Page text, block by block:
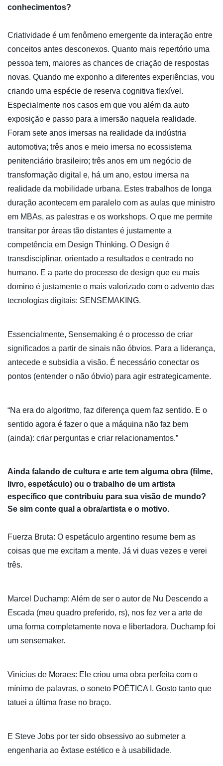
conhecimentos?
Criatividade é um fenômeno emergente da interação entre
conceitos antes desconexos. Quanto mais repertório uma
pessoa tem, maiores as chances de criação de respostas
novas. Quando me exponho a diferentes experiências, vou
criando uma espécie de reserva cognitiva flexível.
Especialmente nos casos em que vou além da auto
exposição e passo para a imersão naquela realidade.
Foram sete anos imersas na realidade da indústria
automotiva; três anos e meio imersa no ecossistema
penitenciário brasileiro; três anos em um negócio de
transformação digital e, há um ano, estou imersa na
realidade da mobilidade urbana. Estes trabalhos de longa
duração acontecem em paralelo com as aulas que ministro
em MBAs, as palestras e os workshops. O que me permite
transitar por áreas tão distantes é justamente a
competência em Design Thinking. O Design é
transdisciplinar, orientado a resultados e centrado no
humano. E a parte do processo de design que eu mais
domino é justamente o mais valorizado com o advento das
tecnologias digitais: SENSEMAKING.
Essencialmente, Sensemaking é o processo de criar
significados a partir de sinais não óbvios. Para a liderança,
antecede e subsidia a visão. É necessário conectar os
pontos (entender o não óbvio) para agir estrategicamente.
“Na era do algoritmo, faz diferença quem faz sentido. E o
sentido agora é fazer o que a máquina não faz bem
(ainda): criar perguntas e criar relacionamentos.”
Ainda falando de cultura e arte tem alguma obra (filme,
livro, espetáculo) ou o trabalho de um artista
específico que contribuiu para sua visão de mundo?
Se sim conte qual a obra/artista e o motivo.
Fuerza Bruta: O espetáculo argentino resume bem as
coisas que me excitam a mente. Já vi duas vezes e verei
três.
Marcel Duchamp: Além de ser o autor de Nu Descendo a
Escada (meu quadro preferido, rs), nos fez ver a arte de
uma forma completamente nova e libertadora. Duchamp foi
um sensemaker.
Vinicius de Moraes: Ele criou uma obra perfeita com o
mínimo de palavras, o soneto POÉTICA I. Gosto tanto que
tatuei a última frase no braço.
E Steve Jobs por ter sido obsessivo ao submeter a
engenharia ao êxtase estético e à usabilidade.